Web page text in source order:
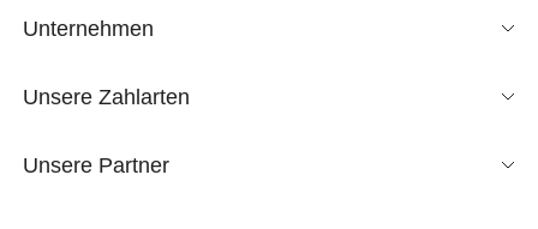
Unternehmen
Unsere Zahlarten
Unsere Partner